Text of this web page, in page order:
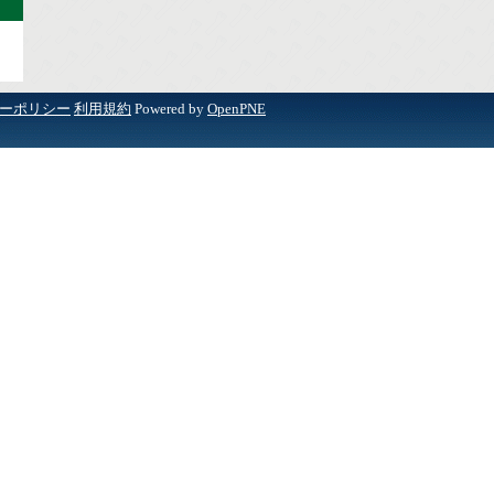
ポリシー 利用規約 Powered by OpenPNE